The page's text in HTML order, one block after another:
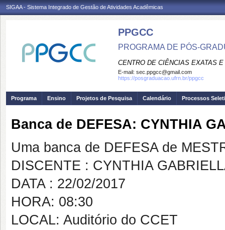
SIGAA - Sistema Integrado de Gestão de Atividades Acadêmicas
PPGCC
PROGRAMA DE PÓS-
CENTRO DE CIÊNCIAS EXATAS
E-mail: sec.ppgcc@gmail.com
https://posgraduacao.ufrn.br/ppgcc
Programa Ensino Projetos de Pesquisa Calendário Processos
Banca de DEFESA: CYNTHIA
Uma banca de DEFESA de
DISCENTE : CYNTHIA
DATA : 22/02/2017
HORA: 08:30
LOCAL: Auditório do CCET